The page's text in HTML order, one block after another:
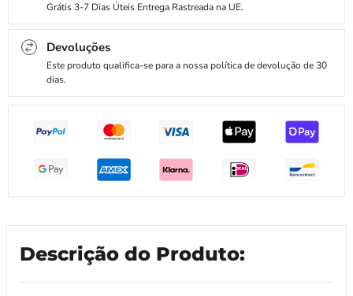
Grátis 3-7 Dias Úteis Entrega Rastreada na UE.
Devoluções
Este produto qualifica-se para a nossa política de devolução de 30
dias.
Descrição do Produto: